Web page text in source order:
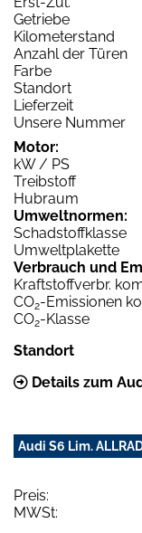
Getriebe
Kilometerstand
Anzahl der Türen
Farbe
Standort
Lieferzeit
Unsere Nummer
Motor:
kW / PS
Treibstoff
Hubraum
Umweltnormen:
Schadstoffklasse
Umweltplakette
Verbrauch und
Kraftstoffverbr.
CO2-Emissionen
CO2-Klasse
Standort
Details zum
Audi S6 Lim.
Preis:
MWSt: